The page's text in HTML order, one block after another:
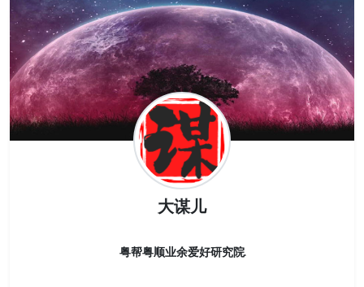
大谋儿
粤帮粤顺业余爱好研究院.